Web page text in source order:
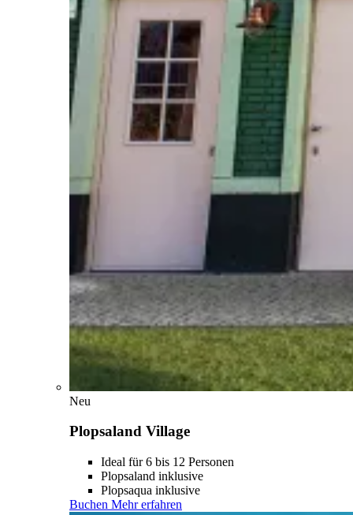
Neu
Plopsaland Village
Ideal für 6 bis 12 Personen
Plopsaland inklusive
Plopsaqua inklusive
Buchen Mehr erfahren